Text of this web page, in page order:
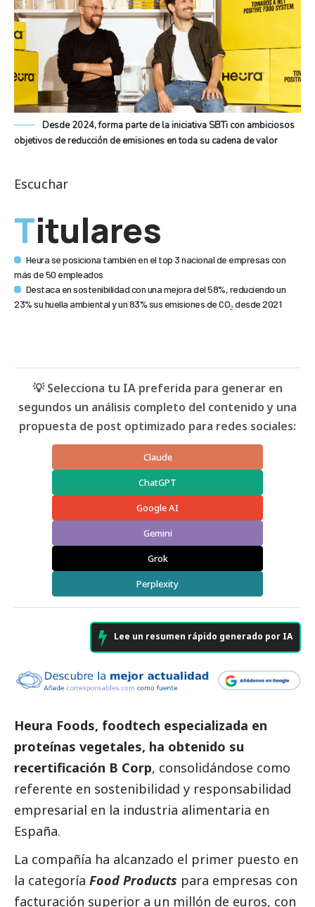
Desde 2024, forma parte de la iniciativa SBTi con ambiciosos
objetivos de reducción de emisiones en toda su cadena de valor
Escuchar
Titulares
Heura se posiciona también en el top 3 nacional de empresas con
más de 50 empleados
Destaca en sostenibilidad con una mejora del 58%, reduciendo un
23% su huella ambiental y un 83% sus emisiones de CO₂ desde 2021
💡 Selecciona tu IA preferida para generar en
segundos un análisis completo del contenido y una
propuesta de post optimizado para redes sociales:
Claude
ChatGPT
Google AI
Gemini
Grok
Perplexity
Lee un resumen rápido generado por IA
Heura Foods, foodtech especializada en
proteínas vegetales, ha obtenido su
recertificación B Corp, consolidándose como
referente en sostenibilidad y responsabilidad
empresarial en la industria alimentaria en
España.
La compañía ha alcanzado el primer puesto en
la categoría Food Products para empresas con
facturación superior a un millón de euros, con